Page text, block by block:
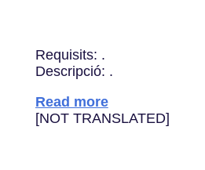
Requisits: .
Descripció: .
Read more
[NOT TRANSLATED]